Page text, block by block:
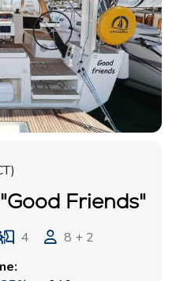
Friends"
4
8 + 2